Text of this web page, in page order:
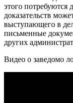
этого потребуются
доказательств
выступающего в
письменные
других
Видео о заведомо